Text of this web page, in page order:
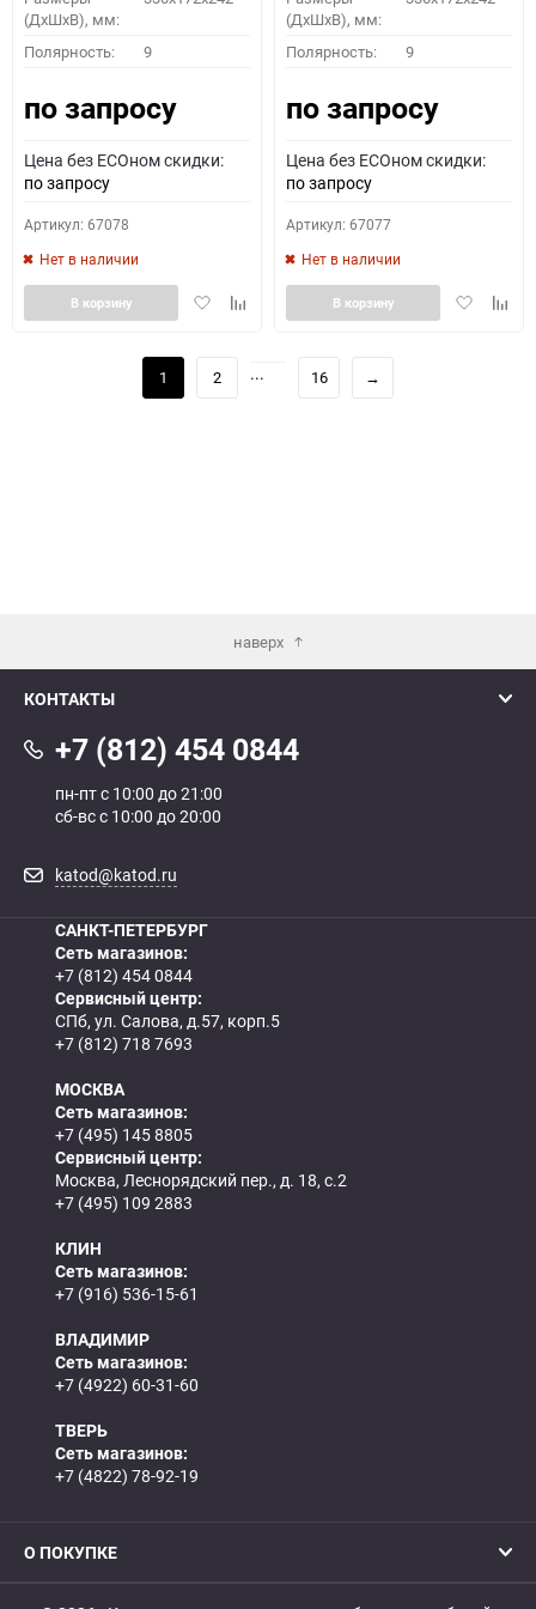
(ДхШхВ), мм:
Полярность: 9
по запросу
Цена без ECOном скидки:
по запросу
Артикул: 67078
Нет в наличии
ДобавитьДобавить
В корзину
(ДхШхВ), мм:
Полярность: 9
по запросу
Цена без ECOном скидки:
по запросу
Артикул: 67077
Нет в наличии
Добавить
В корзину
1 2 ... 16 →
наверх
КОНТАКТЫ
+7 (812) 454 0844
пн-пт с 10:00 до 21:00
сб-вс с 10:00 до 20:00
katod@katod.ru
САНКТ-ПЕТЕРБУРГ
Сеть магазинов:
+7 (812) 454 0844
Сервисный центр:
СПб, ул. Салова, д.57, корп.5
+7 (812) 718 7693
МОСКВА
Сеть магазинов:
+7 (495) 145 8805
Сервисный центр:
Москва, Леснорядский пер., д. 18, с.2
+7 (495) 109 2883
КЛИН
Сеть магазинов:
+7 (916) 536-15-61
ВЛАДИМИР
Сеть магазинов:
+7 (4922) 60-31-60
ТВЕРЬ
Сеть магазинов:
+7 (4822) 78-92-19
О ПОКУПКЕ